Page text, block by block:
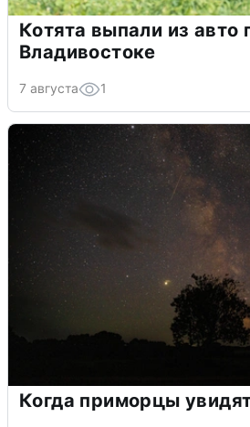
Котята выпали из авто
Владивостоке
7 августа 1
Когда приморцы